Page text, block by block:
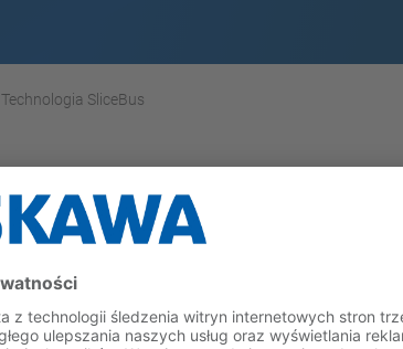
Technologia SliceBus
zestaw komponentów master i slave z
można go łatwo zintegrować zarówno
funkcję mastera dla kontrolerów slave